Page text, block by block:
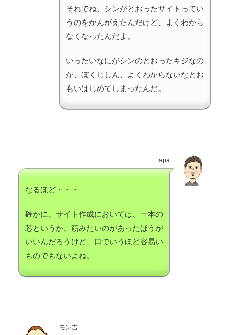
それでね、シンがとおったサイトってい
うのをかんがえたんだけど、よくわから
なくなったんだよ。
いったいなにがシンのとおったキジなの
か、ぼくじしん、よくわからないなとお
もいはじめてしまったんだ。
apa
なるほど・・・
確かに、サイト作成においては、一本の
芯というか、筋みたいのがあったほうが
いいんだろうけど、口でいうほど容易い
ものでもないよね。
モン吉